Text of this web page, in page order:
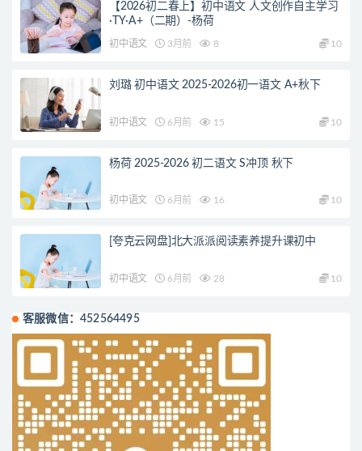
【2026初二春上】初中语文 人文创作自主学习
·TY·A+（二期）-杨荷
初中语文 3月前 8 10
刘璐 初中语文 2025-2026初一语文 A+秋下
初中语文 6月前 15 10
杨荷 2025-2026 初二语文 S冲顶 秋下
初中语文 6月前 16 10
[夸克云网盘]北大派派阅读素养提升课初中
初中语文 6月前 28 10
客服微信：452564495